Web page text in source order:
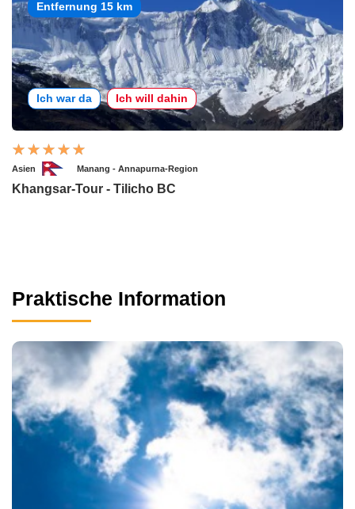
Entfernung 15 km
Ich war da Ich will dahin
Asien Manang - Annapurna-Region
Khangsar-Tour - Tilicho BC
Praktische Information